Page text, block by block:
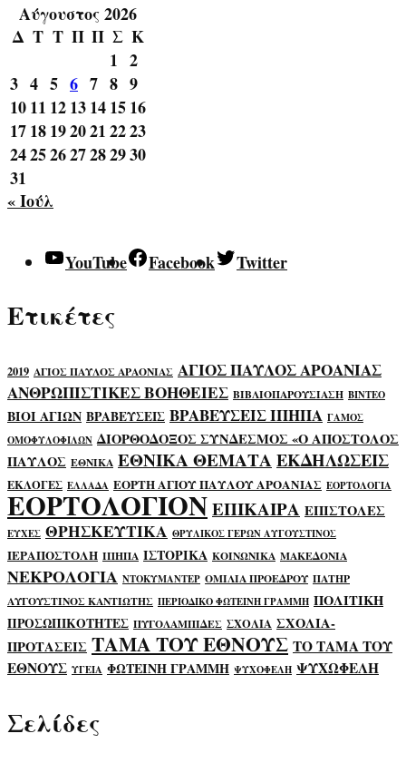
Αύγουστος 2026
Δ Τ Τ Π Π Σ Κ
1 2
3 4 5 6 7 8 9
1011 1213141516
17181920212223
24252627282930
31
« Ιούλ
YouTube Facebook Twitter
Ετικέτες
2019 ΑΓΙΟΣ ΠΑΥΛΟΣ ΑΡΑΟΝΙΑΣ ΑΓΙΟΣ ΠΑΥΛΟΣ ΑΡΟΑΝΙΑΣ
ΑΝΘΡΩΠΙΣΤΙΚΕΣ ΒΟΗΘΕΙΕΣ ΒΙΒΛΙΟΠΑΡΟΥΣΙΑΣΗ ΒΙΝΤΕΟ
ΒΙΟΙ ΑΓΙΩΝ ΒΡΑΒΕΥΣΕΙΣ ΒΡΑΒΕΥΣΕΙΣ ΙΠΗΠΑ ΓΑΜΟΣ
ΟΜΟΦΥΛΟΦΙΛΩΝ ΔΙΟΡΘΟΔΟΞΟΣ ΣΥΝΔΕΣΜΟΣ «Ο ΑΠΟΣΤΟΛΟΣ
ΠΑΥΛΟΣ ΕΘΝΙΚΑ ΕΘΝΙΚΑ ΘΕΜΑΤΑΕΚΔΗΛΩΣΕΙΣ
ΕΚΛΟΓΕΣ ΕΛΛΑΔΑ ΕΟΡΤΗ ΑΓΙΟΥ ΠΑΥΛΟΥ ΑΡΟΑΝΙΑΣ ΕΟΡΤΟΛΟΓΙΑ
ΕΟΡΤΟΛΟΓΙΟΝΕΠΙΚΑΙΡΑ ΕΠΙΣΤΟΛΕΣ
ΕΥΧΕΣ ΘΡΗΣΚΕΥΤΙΚΑ ΘΡΥΛΙΚΟΣ ΓΕΡΩΝ ΑΥΓΟΥΣΤΙΝΟΣ
ΙΕΡΑΠΟΣΤΟΛΗ ΙΠΗΠΑ ΙΣΤΟΡΙΚΑ ΚΟΙΝΩΝΙΚΑ ΜΑΚΕΔΟΝΙΑ
ΝΕΚΡΟΛΟΓΙΑ ΝΤΟΚΥΜΑΝΤΕΡ ΟΜΙΛΙΑ ΠΡΟΕΔΡΟΥ ΠΑΤΗΡ
ΑΥΓΟΥΣΤΙΝΟΣ ΚΑΝΤΙΩΤΗΣ ΠΕΡΙΟΔΙΚΟ ΦΩΤΕΙΝΗ ΓΡΑΜΜΗ ΠΟΛΙΤΙΚΗ
ΠΡΟΣΩΠΙΚΟΤΗΤΕΣ ΠΥΓΟΛΑΜΠΙΔΕΣ ΣΧΟΛΙΑ ΣΧΟΛΙΑ-
ΠΡΟΤΑΣΕΙΣ ΤΑΜΑ ΤΟΥ ΕΘΝΟΥΣ ΤΟ ΤΑΜΑ ΤΟΥ
ΕΘΝΟΥΣ ΥΓΕΙΑ ΦΩΤΕΙΝΗ ΓΡΑΜΜΗ ΨΥΧΟΦΕΛΗ ΨΥΧΩΦΕΛΗ
Σελίδες